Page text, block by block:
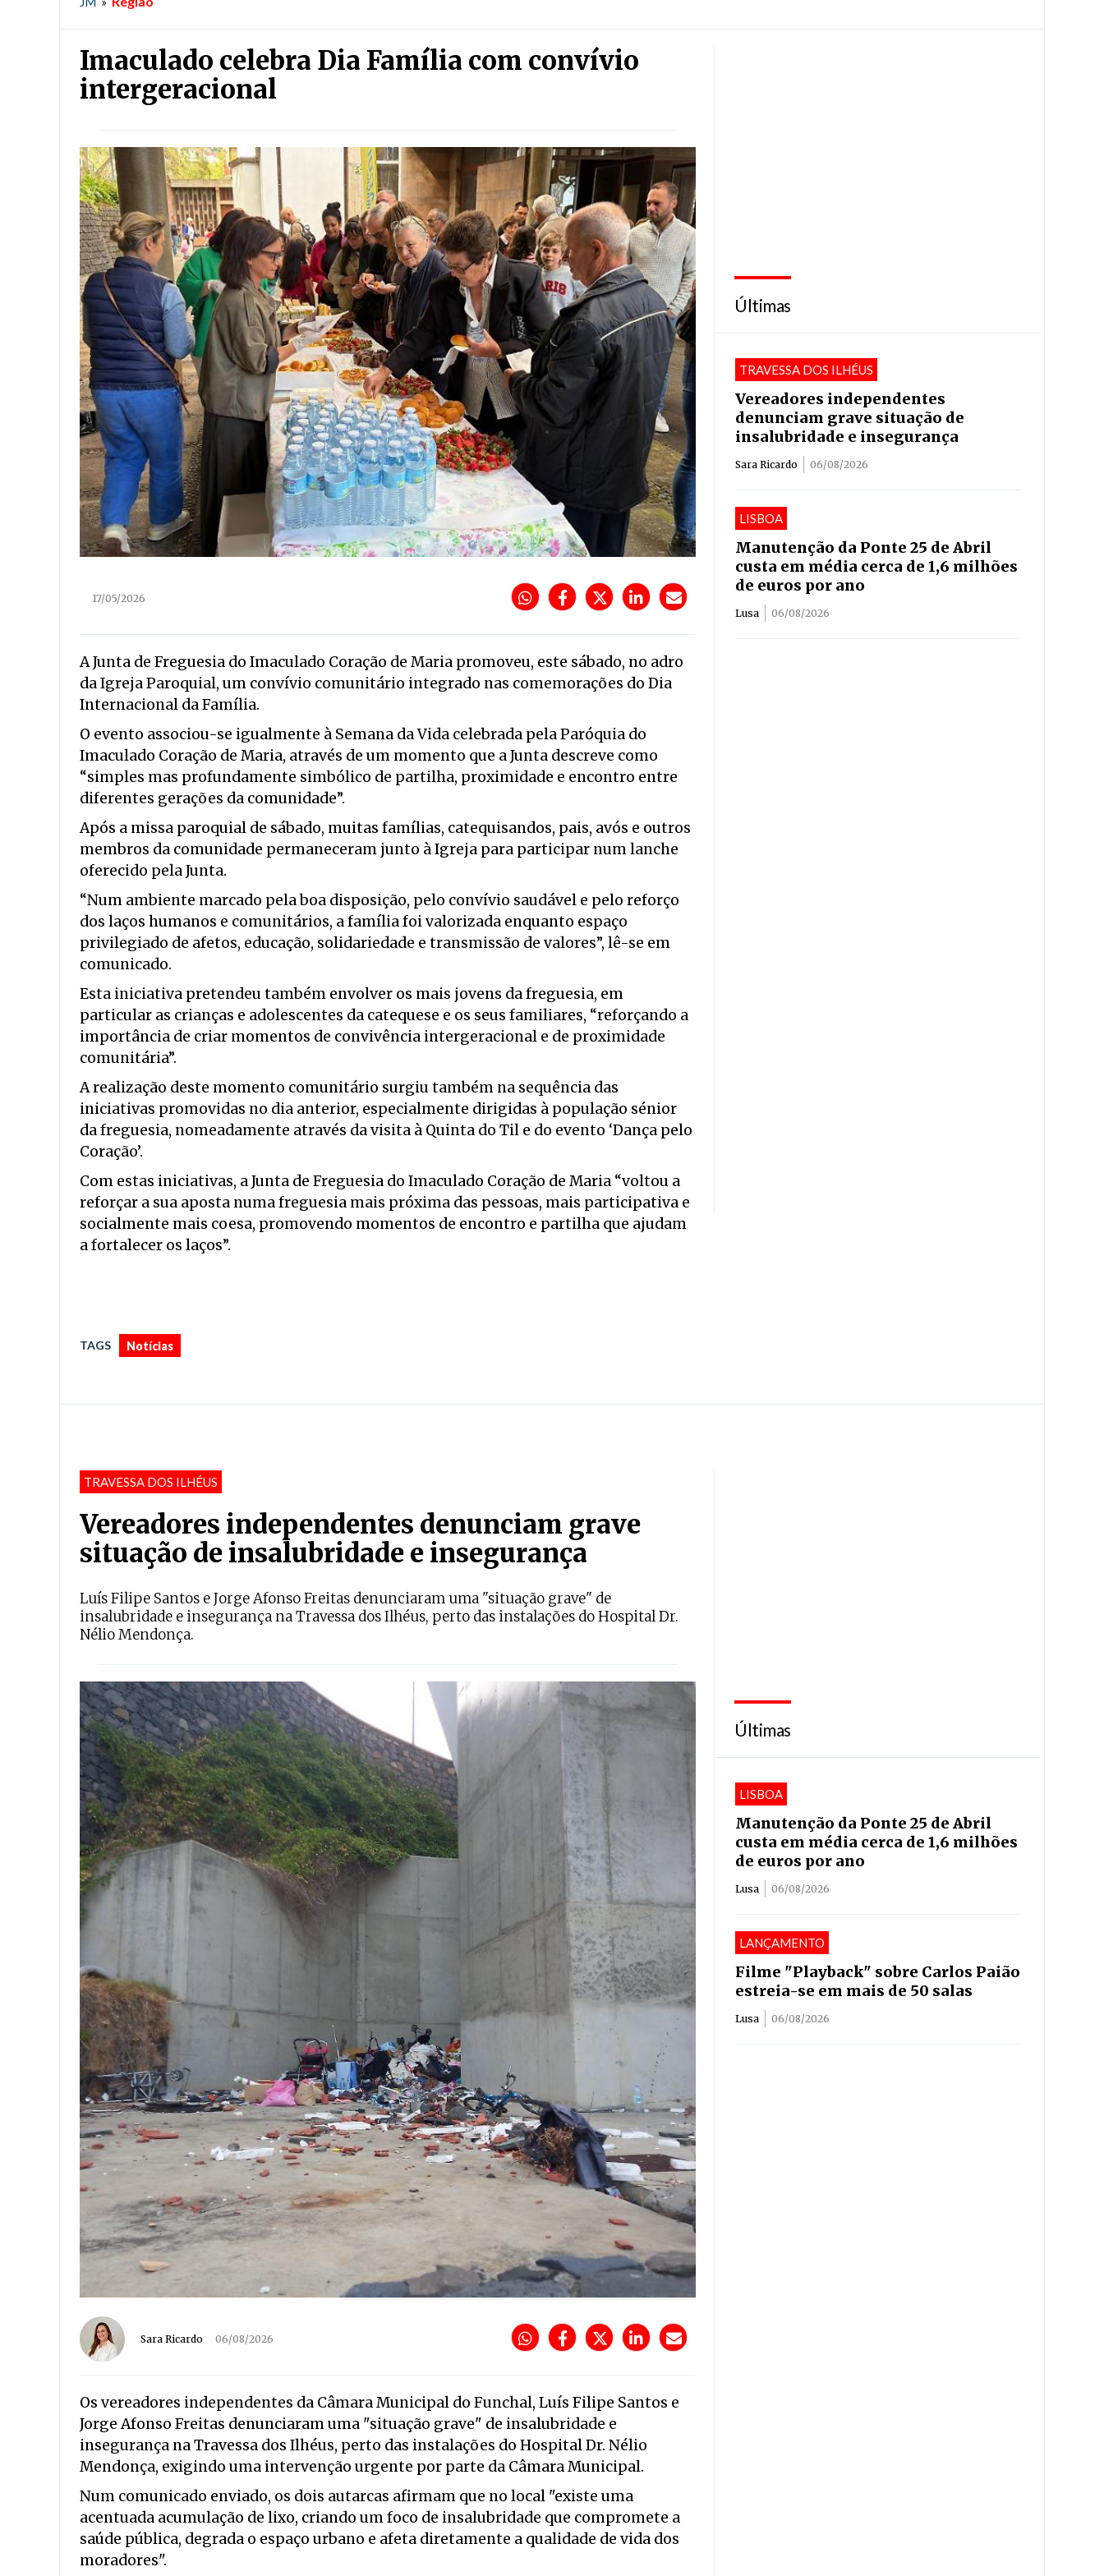
Imaculado celebra Dia Família com convívio
intergeracional
17/05/2026
A Junta de Freguesia do Imaculado Coração de Maria promoveu, este sábado, no adro
da Igreja Paroquial, um convívio comunitário integrado nas comemorações do Dia
Internacional da Família.
O evento associou-se igualmente à Semana da Vida celebrada pela Paróquia do
Imaculado Coração de Maria, através de um momento que a Junta descreve como
“simples mas profundamente simbólico de partilha, proximidade e encontro entre
diferentes gerações da comunidade”.
Após a missa paroquial de sábado, muitas famílias, catequisandos, pais, avós e outros
membros da comunidade permaneceram junto à Igreja para participar num lanche
oferecido pela Junta.
“Num ambiente marcado pela boa disposição, pelo convívio saudável e pelo reforço
dos laços humanos e comunitários, a família foi valorizada enquanto espaço
privilegiado de afetos, educação, solidariedade e transmissão de valores”, lê-se em
comunicado.
Esta iniciativa pretendeu também envolver os mais jovens da freguesia, em
particular as crianças e adolescentes da catequese e os seus familiares, “reforçando a
importância de criar momentos de convivência intergeracional e de proximidade
comunitária”.
A realização deste momento comunitário surgiu também na sequência das
iniciativas promovidas no dia anterior, especialmente dirigidas à população sénior
da freguesia, nomeadamente através da visita à Quinta do Til e do evento ‘Dança pelo
Coração’.
Com estas iniciativas, a Junta de Freguesia do Imaculado Coração de Maria “voltou a
reforçar a sua aposta numa freguesia mais próxima das pessoas, mais participativa e
socialmente mais coesa, promovendo momentos de encontro e partilha que ajudam
a fortalecer os laços”.
TAGS Notícias
Últimas
TRAVESSA DOS ILHÉUS
Vereadores independentes
denunciam grave situação de
insalubridade e insegurança
Sara Ricardo 06/08/2026
LISBOA
Manutenção da Ponte 25 de Abril
custa em média cerca de 1,6 milhões
de euros por ano
Lusa 06/08/2026
TRAVESSA DOS ILHÉUS
Vereadores independentes denunciam grave
situação de insalubridade e insegurança
Luís Filipe Santos e Jorge Afonso Freitas denunciaram uma "situação grave" de
insalubridade e insegurança na Travessa dos Ilhéus, perto das instalações do Hospital Dr.
Nélio Mendonça.
Sara Ricardo 06/08/2026
Os vereadores independentes da Câmara Municipal do Funchal, Luís Filipe Santos e
Jorge Afonso Freitas denunciaram uma "situação grave" de insalubridade e
insegurança na Travessa dos Ilhéus, perto das instalações do Hospital Dr. Nélio
Mendonça, exigindo uma intervenção urgente por parte da Câmara Municipal.
Num comunicado enviado, os dois autarcas afirmam que no local "existe uma
acentuada acumulação de lixo, criando um foco de insalubridade que compromete a
saúde pública, degrada o espaço urbano e afeta diretamente a qualidade de vida dos
moradores".
Últimas
LISBOA
Manutenção da Ponte 25 de Abril
custa em média cerca de 1,6 milhões
de euros por ano
Lusa 06/08/2026
LANÇAMENTO
Filme "Playback" sobre Carlos Paião
estreia-se em mais de 50 salas
Lusa 06/08/2026